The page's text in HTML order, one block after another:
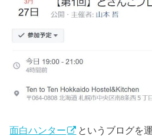
面白ハンター
というブログを